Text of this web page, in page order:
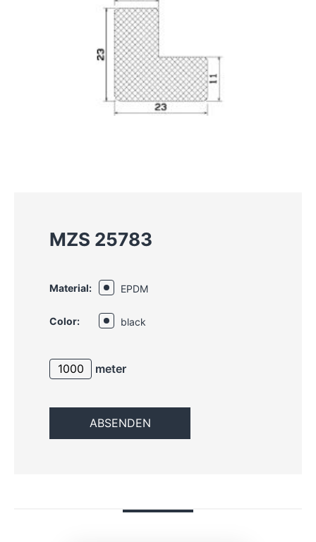
MZS 25783
Material: EPDM
Color: black
meter